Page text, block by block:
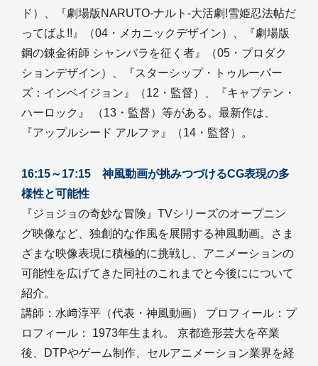
ド）、『劇場版NARUTO-ナルト-大活劇!雪姫忍法帖だ
ってばよ!!』（04・メカニックデザイン）、『劇場版
鋼の錬金術師 シャンバラを征く者』（05・プロダク
ションデザイン）、『スターシップ・トゥルーパー
ズ：インベイジョン』（12・監督）、『キャプテン・
ハーロック』 （13・監督）等がある。最新作は、
『アップルシード アルファ』（14・監督）。
16:15～17:15 神風動画が挑みつづけるCG表現の多
様性と可能性
『ジョジョの奇妙な冒険』TVシリーズのオープニン
グ映像など、独創的な作風を展開する神風動画。さま
ざまな映像表現に積極的に挑戦し、アニメーションの
可能性を広げてきた同社のこれまでと今後にについて
紹介。
講師：水﨑淳平（代表・神風動画） プロフィール：プ
ロフィール： 1973年生まれ。 京都造形芸大を卒業
後、DTPやゲーム制作、セルアニメーション業界を経